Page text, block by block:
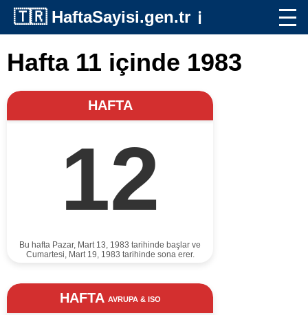
🇹🇷 HaftaSayisi.gen.tr ℹ️
Hafta 11 içinde 1983
HAFTA
12
Bu hafta Pazar, Mart 13, 1983 tarihinde başlar ve
Cumartesi, Mart 19, 1983 tarihinde sona erer.
HAFTA AVRUPA & ISO